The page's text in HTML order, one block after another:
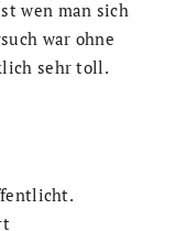
wen man sich
war ohne
sehr toll.